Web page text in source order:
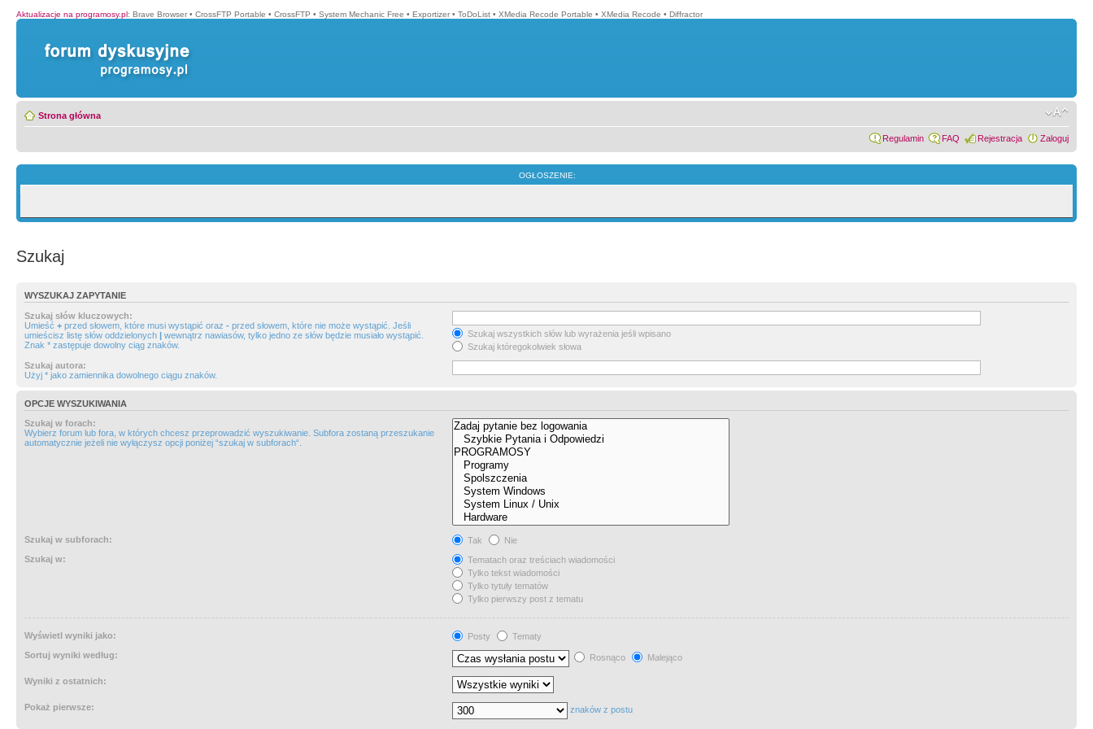
Aktualizacje na programosy.pl: Brave Browser • CrossFTP Portable • CrossFTP • System Mechanic Free • Exportizer • ToDoList • XMedia Recode Portable • XMedia Recode • Diffractor
Strona główna
Regulamin FAQ Rejestracja Zaloguj
OGŁOSZENIE:
Szukaj
WYSZUKAJ ZAPYTANIE
Szukaj słów kluczowych:
Umieść + przed słowem, które musi wystąpić oraz - przed słowem, które nie może wystąpić. Jeśli
umieścisz listę słów oddzielonych | wewnątrz nawiasów, tylko jedno ze słów będzie musiało wystąpić.
Znak * zastępuje dowolny ciąg znaków.
Szukaj wszystkich słów lub wyrażenia jeśli wpisano
Szukaj któregokolwiek słowa
Szukaj autora:
Użyj * jako zamiennika dowolnego ciągu znaków.
OPCJE WYSZUKIWANIA
Szukaj w forach:
Wybierz forum lub fora, w których chcesz przeprowadzić wyszukiwanie. Subfora zostaną przeszukanie
automatycznie jeżeli nie wyłączysz opcji poniżej “szukaj w subforach“.
Szukaj w subforach: Tak
Nie
Szukaj w:
Tematach oraz treściach wiadomości
Tylko tekst wiadomości
Tylko tytuły tematów
Tylko pierwszy post z tematu
Wyświetl wyniki jako: Posty
Tematy
Sortuj wyniki według:
Rosnąco Malejąco
Wyniki z ostatnich:
Pokaż pierwsze: znaków z postu